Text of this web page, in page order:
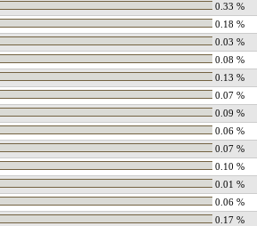
0.33 %
0.18 %
0.03 %
0.08 %
0.13 %
0.07 %
0.09 %
0.06 %
0.07 %
0.10 %
0.01 %
0.06 %
0.17 %